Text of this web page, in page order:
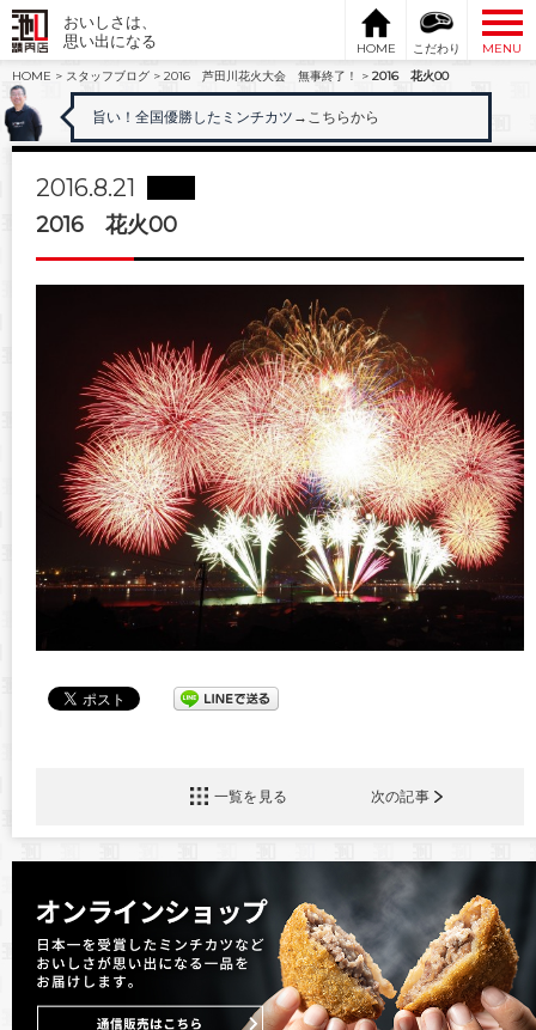
おいしさは、
思い出になる
HOME こだわり
MENU
HOME > スタッフブログ > 2016 芦田川花火大会 無事終了！ > 2016 花火00
旨い！全国優勝したミンチカツ →こちらから
2016.8.21
2016 花火00
一覧を見る 次の記事